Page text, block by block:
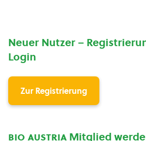
Neuer Nutzer –
Login
Zur Registrierung
bio austria Mitglied